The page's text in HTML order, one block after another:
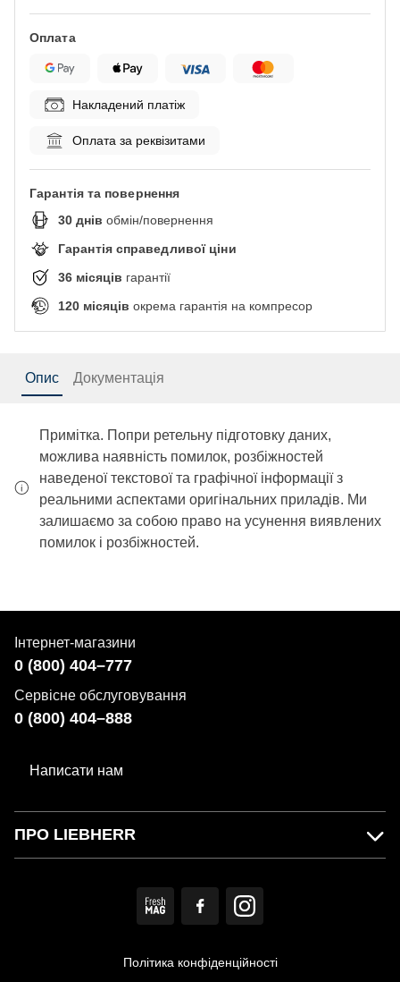
Оплата
Накладений платіж
Оплата за реквізитами
Гарантія та повернення
30 днів обмін/повернення
Гарантія справедливої ціни
36 місяців гарантії
120 місяців окрема гарантія на компресор
Опис Документація
Примітка. Попри ретельну підготовку даних,
можлива наявність помилок, розбіжностей
наведеної текстової та графічної інформації з
реальними аспектами оригінальних приладів. Ми
залишаємо за собою право на усунення виявлених
помилок і розбіжностей.
Інтернет-магазини
0 (800) 404–777
Сервісне обслуговування
0 (800) 404–888
Написати нам
ПРО LIEBHERR
Політика конфіденційності